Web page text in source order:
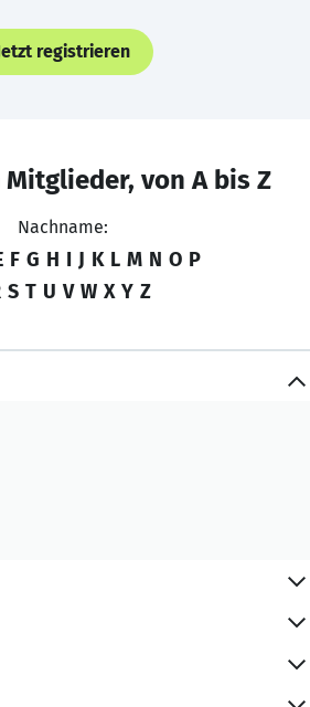
registrieren
Mitglieder, von A bis Z
Nachname:
F G H I J K L M N O P
S T U V W X Y Z